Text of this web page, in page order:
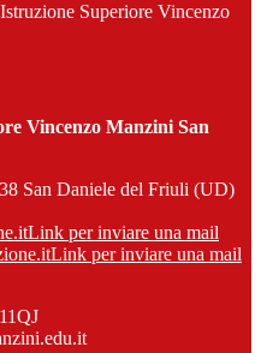
Superiore Vincenzo
Vincenzo Manzini San
San Daniele del Friuli (UD)
Link per inviare una mail
Link per inviare una mail